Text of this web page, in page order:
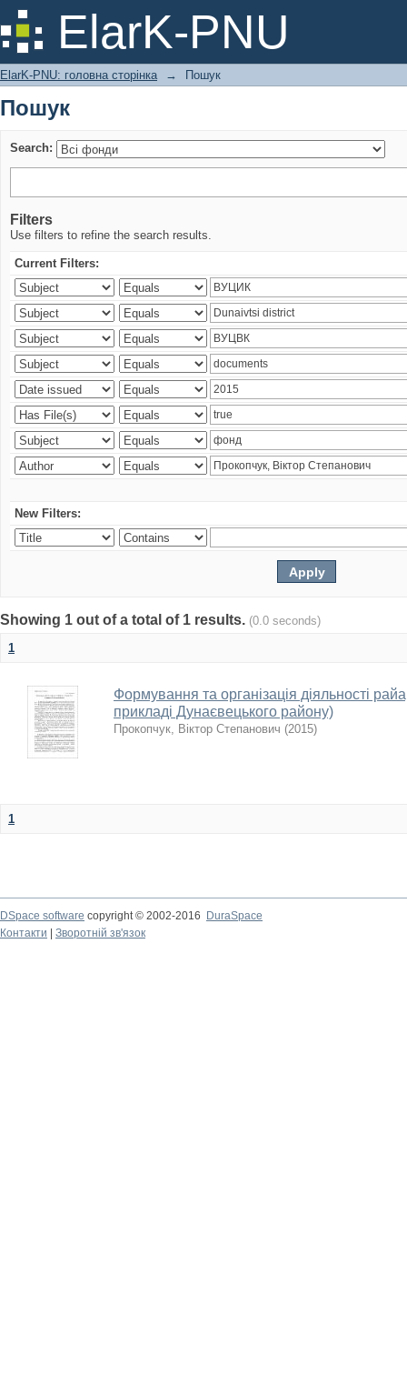
ElarK-PNU
Пошук
ElarK-PNU: головна сторінка → Пошук
Пошук
Search:
Filters
Use filters to refine the search results.
Current Filters:
New Filters:
Showing 1 out of a total of 1 results. (0.0 seconds)
1
Формування та організація діяльності
прикладі Дунаєвецького району)
Прокопчук, Віктор Степанович (2015)
1
DSpace software copyright © 2002-2016
DuraSpace
Контакти
Зворотній зв'язок